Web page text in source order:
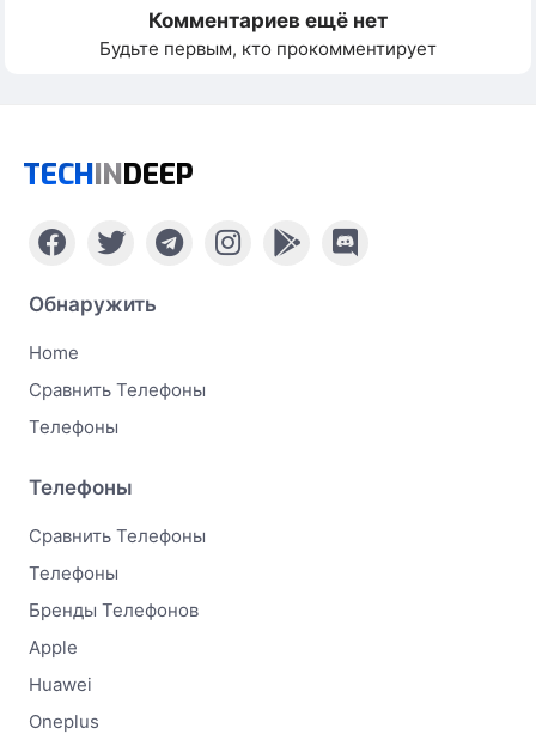
Комментариев ещё нет
Будьте первым, кто прокомментирует
TECHINDEEP
Обнаружить
Home
Сравнить Телефоны
Телефоны
Телефоны
Сравнить Телефоны
Телефоны
Бренды Телефонов
Apple
Huawei
Oneplus